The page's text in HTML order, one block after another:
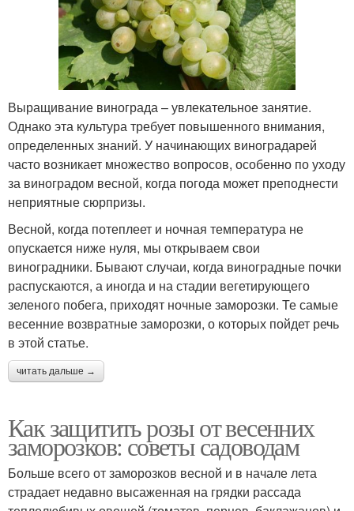
Выращивание винограда – увлекательное занятие.
Однако эта культура требует повышенного внимания,
определенных знаний. У начинающих виноградарей
часто возникает множество вопросов, особенно по уходу
за виноградом весной, когда погода может преподнести
неприятные сюрпризы.
Весной, когда потеплеет и ночная температура не
опускается ниже нуля, мы открываем свои
виноградники. Бывают случаи, когда виноградные почки
распускаются, а иногда и на стадии вегетирующего
зеленого побега, приходят ночные заморозки. Те самые
весенние возвратные заморозки, о которых пойдет речь
в этой статье.
читать дальше →
Как защитить розы от весенних
заморозков: советы садоводам
Больше всего от заморозков весной и в начале лета
страдает недавно высаженная на грядки рассада